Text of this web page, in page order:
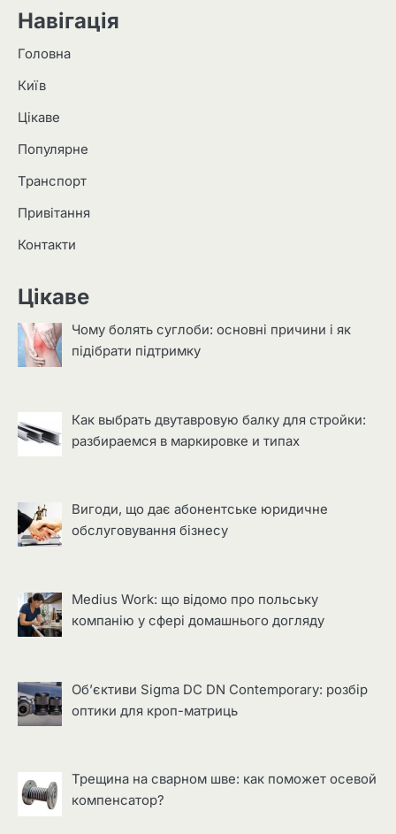
Навігація
Головна
Київ
Цікаве
Популярне
Транспорт
Привітання
Контакти
Цікаве
Чому болять суглоби: основні причини і як
підібрати підтримку
Как выбрать двутавровую балку для стройки:
разбираемся в маркировке и типах
Вигоди, що дає абонентське юридичне
обслуговування бізнесу
Medius Work: що відомо про польську
компанію у сфері домашнього догляду
Об’єктиви Sigma DC DN Contemporary: розбір
оптики для кроп-матриць
Трещина на сварном шве: как поможет осевой
компенсатор?